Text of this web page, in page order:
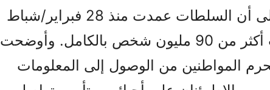
في ظلام رقمي، مشيرة إلى أن السلطات عمدت منذ 28 فبراير/شباط
الماضي إلى قطع اتصالات أكثر من 90 مليون شخص بالكامل. وأوضحت
المواطنين من الوصول إلى المعلومات